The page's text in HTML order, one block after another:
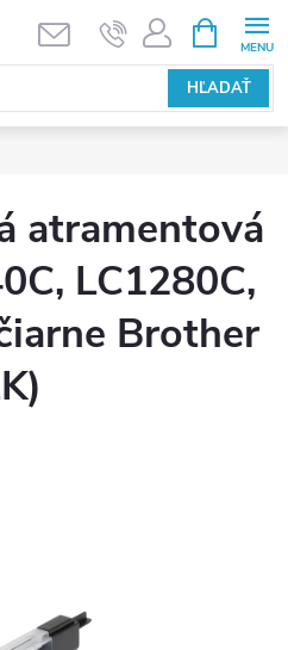
HĽADAŤ
KOŠÍK
atramentová
LC1280C,
Brother